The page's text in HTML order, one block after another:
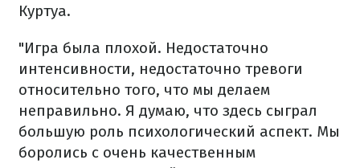
Куртуа.
"Игра была плохой. Недостаточно
интенсивности, недостаточно тревоги
относительно того, что мы делаем
неправильно. Я думаю, что здесь сыграл
большую роль психологический аспект. Мы
боролись с очень качественным